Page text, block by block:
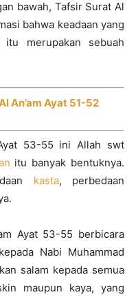
bawah, Tafsir Surat Al
bahwa keadaan yang
merupakan sebuah
An’am Ayat 51-52
53-55 ini Allah swt
itu banyak bentuknya.
kasta, perbedaan
Ayat 53-55 berbicara
Nabi Muhammad
salam kepada semua
maupun kaya, yang